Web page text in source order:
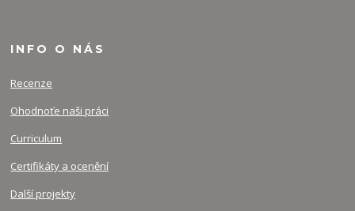
INFO O NÁS
Recenze
Ohodnoťe naši práci
Curriculum
Certifikáty a ocenění
Další projekty